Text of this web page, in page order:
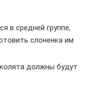
в средней группе,
слоненка им
должны будут